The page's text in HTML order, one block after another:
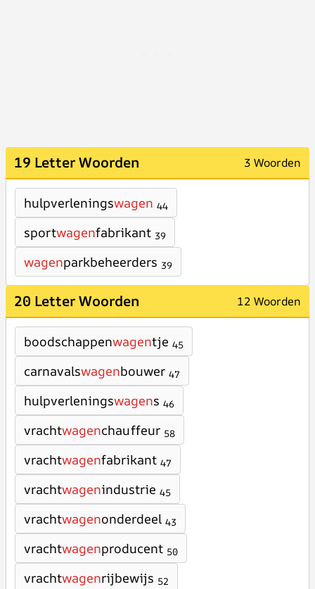
19 Letter Woorden 3 Woorden
hulpverleningswagen 44
sportwagenfabrikant 39
wagenparkbeheerders 39
20 Letter Woorden 12 Woorden
boodschappenwagentje 45
carnavalswagenbouwer 47
hulpverleningswagens 46
vrachtwagenchauffeur 58
vrachtwagenfabrikant 47
vrachtwagenindustrie 45
vrachtwagenonderdeel 43
vrachtwagenproducent 50
vrachtwagenrijbewijs 52